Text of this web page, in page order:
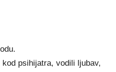
psihijatra, vodili ljubav,